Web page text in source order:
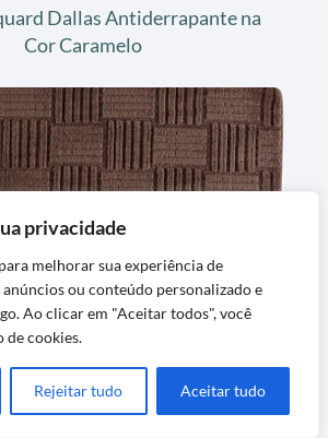
privacidade
melhorar sua experiência de
anúncios ou conteúdo personalizado e
Ao clicar em "Aceitar todos", você
de cookies.
Rejeitar tudo Aceitar tudo
Dallas Antiderrapante na
Cor Caramelo
Para Banheiro Macio
Peludo